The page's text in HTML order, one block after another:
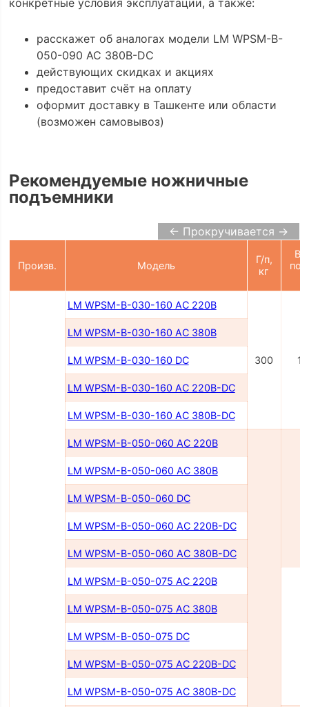
расскажет об аналогах модели LM WPSM-B-
050-090 AC 380В-DC
действующих скидках и акциях
предоставит счёт на оплату
оформит доставку в Ташкенте или области
(возможен самовывоз)
Рекомендуемые ножничные
подъемники
← Прокручивается →
Произв. Модель
Г/п,
кг
LM WPSM-B-030-160 AC 220В
300
LM WPSM-B-030-160 AC 380В
LM WPSM-B-030-160 DC
LM WPSM-B-030-160 AC 220B-DC
LM WPSM-B-030-160 AC 380B-DC
LM WPSM-B-050-060 AC 220B
LM WPSM-B-050-060 AC 380B
LM WPSM-B-050-060 DC
LM WPSM-B-050-060 AC 220В-DC
LM WPSM-B-050-060 AC 380В-DC
LM WPSM-B-050-075 AC 220В
LM WPSM-B-050-075 AC 380В
LM WPSM-B-050-075 DC
LM WPSM-B-050-075 AC 220В-DC
LM WPSM-B-050-075 AC 380В-DC